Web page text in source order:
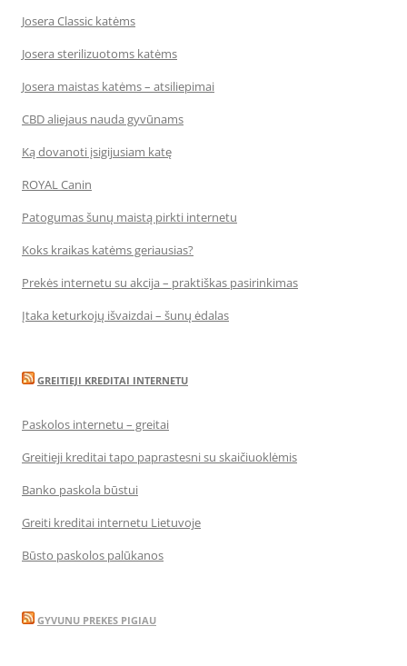
Josera Classic katėms
Josera sterilizuotoms katėms
Josera maistas katėms – atsiliepimai
CBD aliejaus nauda gyvūnams
Ką dovanoti įsigijusiam katę
ROYAL Canin
Patogumas šunų maistą pirkti internetu
Koks kraikas katėms geriausias?
Prekės internetu su akcija – praktiškas pasirinkimas
Įtaka keturkojų išvaizdai – šunų ėdalas
GREITIEJI KREDITAI INTERNETU
Paskolos internetu – greitai
Greitieji kreditai tapo paprastesni su skaičiuoklėmis
Banko paskola būstui
Greiti kreditai internetu Lietuvoje
Būsto paskolos palūkanos
GYVUNU PREKES PIGIAU